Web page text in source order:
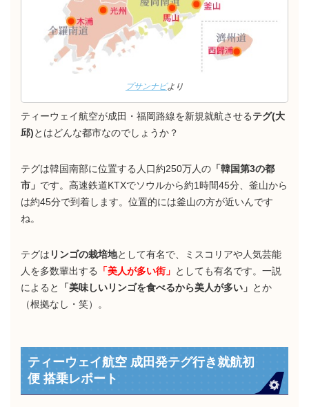
プサンナビより
ティーウェイ航空が成田・福岡路線を新規就航させるテグ(大
邱)とはどんな都市なのでしょうか？
テグは韓国南部に位置する人口約250万人の 「韓国第3の都
市」 です。高速鉄道KTXでソウルから約1時間45分、釜山から
は約45分で到着します。位置的には釜山の方が近いんです
ね。
テグは リンゴの栽培地として有名で、ミスコリアや人気芸能
人を多数輩出する
「美人が多い街」 としても有名です。一説
によると
「美味しいリンゴを食べるから美人が多い」 とか
（根拠なし・笑）。
ティーウェイ航空 成田発テグ行き就航初
便 搭乗レポート